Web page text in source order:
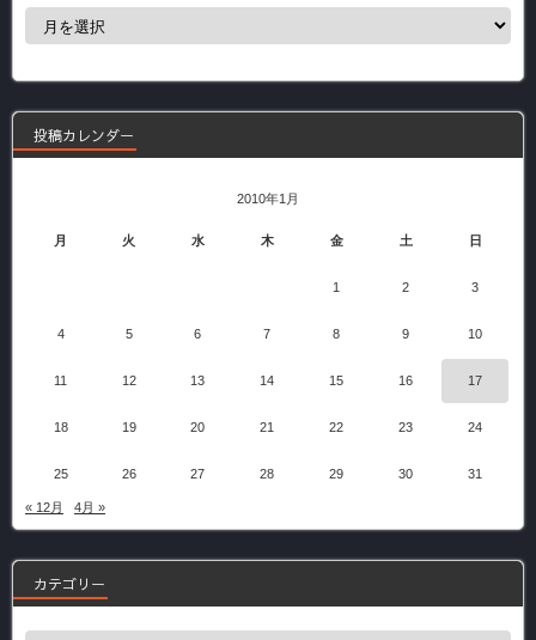
事
投稿カレンダー
2010年1月
月 火 水 木 金 土 日
1 2 3
4 5 6 7 8 9 10
11 12 13 14 15 16 17
18 19 20 21 22 23 24
25 26 27 28 29 30 31
« 12月 4月 »
カテゴリー